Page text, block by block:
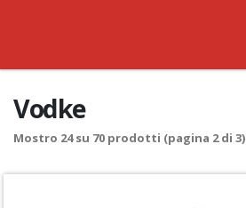
Vodke
Mostro 24su 70 prodotti (pagina 2 di 3)